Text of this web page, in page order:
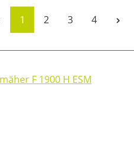
Seite
1 Seite
2 Seite
3 Seite
4